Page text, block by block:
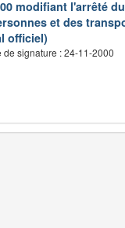
modifiant l'arrêté
et des
officiel)
de signature : 24-11-2000